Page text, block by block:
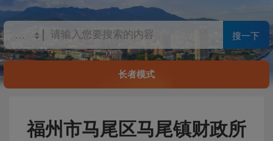
搜一下
长者模式
福州市马尾区马尾镇财政所